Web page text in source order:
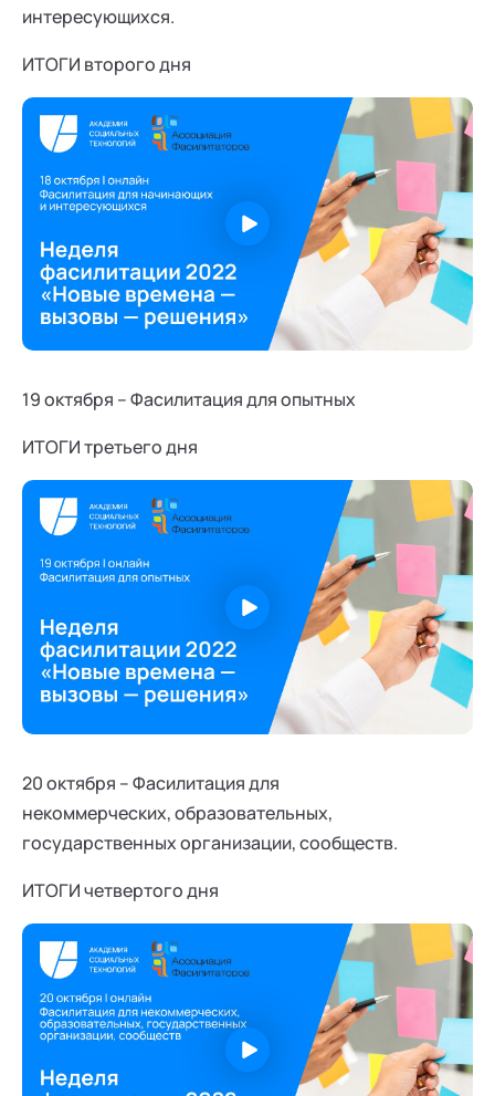
интересующихся.
ИТОГИ второго дня
19 октября – Фасилитация для опытных
ИТОГИ третьего дня
20 октября – Фасилитация для
некоммерческих, образовательных,
государственных организации, сообществ.
ИТОГИ четвертого дня